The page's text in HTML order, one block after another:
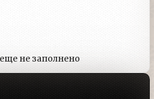
не заполнено